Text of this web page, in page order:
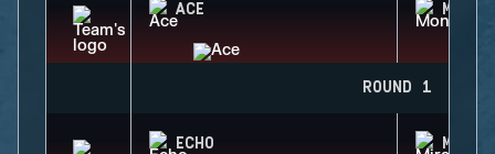
ACE
ROUND 1
ECHO MIRA